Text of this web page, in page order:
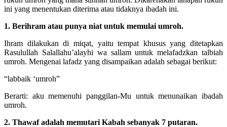
ini yang menentukan diterima atau tidaknya ibadah ini.
1. Berihram atau punya niat untuk memulai umroh.
Ihram dilakukan di miqat, yaitu tempat khusus yang ditetapkan
Rasulullah Salallahu’alayhi wa sallam untuk melafadzkan talbiah
umroh. Mengenai lafadz yang disampaikan adalah sebagai berikut:
“labbaik ‘umroh”
Berarti: aku memenuhi panggilan-Mu untuk menunaikan ibadah
umroh.
2. Thawaf adalah memutari Kabah sebanyak 7 putaran.